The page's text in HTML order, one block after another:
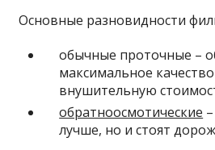
Основные разновидности
обычные проточные –
максимальное
внушительную
обратноосмотические
лучше, но и стоят